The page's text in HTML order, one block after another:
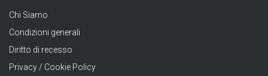
Chi Siamo
Condizioni generali
Diritto di recesso
Privacy / Cookie Policy